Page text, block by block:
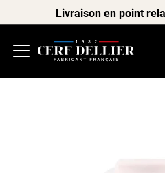
Livraison en point